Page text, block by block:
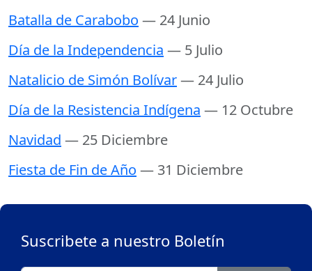
Batalla de Carabobo — 24 Junio
Día de la Independencia — 5 Julio
Natalicio de Simón Bolívar— 24 Julio
Día de la Resistencia Indígena — 12 Octubre
Navidad — 25 Diciembre
Fiesta de Fin de Año — 31 Diciembre
Suscribete a nuestro Boletín